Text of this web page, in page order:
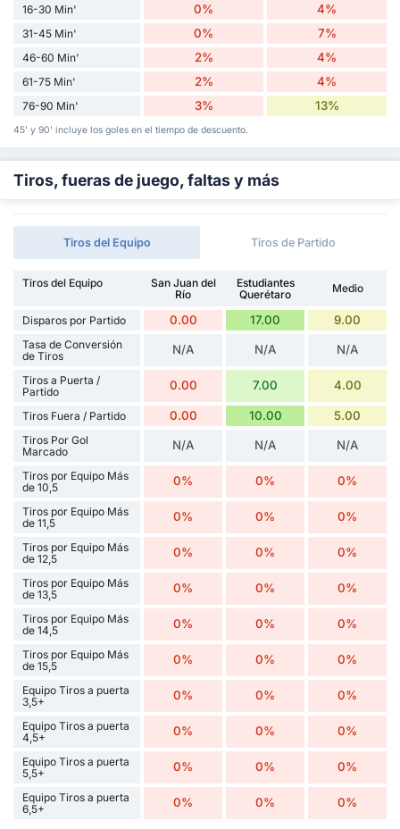
16-30 Min' 0% 4%
31-45 Min' 0% 7%
46-60 Min' 2% 4%
61-75 Min' 2% 4%
76-90 Min' 3% 13%
45' y 90' incluye los goles en el tiempo de descuento.
Tiros, fueras de juego, faltas y más
Tiros del Equipo Tiros de Partido
Tiros del Equipo
San Juan del
Río
Estudiantes
Querétaro
Medio
Disparos por Partido 0.00 17.00 9.00
Tasa de Conversión
de Tiros
N/A N/A N/A
Tiros a Puerta /
Partido
0.00 7.00 4.00
Tiros Fuera / Partido 0.00 10.00 5.00
Tiros Por Gol
Marcado
N/A N/A N/A
Tiros por Equipo Más
de 10,5
0% 0% 0%
Tiros por Equipo Más
de 11,5
0% 0% 0%
Tiros por Equipo Más
de 12,5
0% 0% 0%
Tiros por Equipo Más
de 13,5
0% 0% 0%
Tiros por Equipo Más
de 14,5
0% 0% 0%
Tiros por Equipo Más
de 15,5
0% 0% 0%
Equipo Tiros a puerta
3,5+
0% 0% 0%
Equipo Tiros a puerta
4,5+
0% 0% 0%
Equipo Tiros a puerta
5,5+
0% 0% 0%
Equipo Tiros a puerta
6,5+
0% 0% 0%